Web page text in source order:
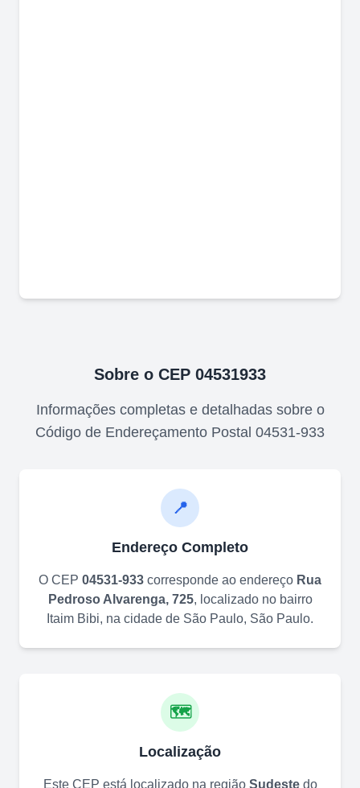
Sobre o CEP 04531933
Informações completas e detalhadas sobre o
Código de Endereçamento Postal 04531-933
📍
Endereço Completo
O CEP 04531-933 corresponde ao endereço Rua
Pedroso Alvarenga, 725, localizado no bairro
Itaim Bibi, na cidade de São Paulo, São Paulo.
🗺️
Localização
Este CEP está localizado na região Sudestedo